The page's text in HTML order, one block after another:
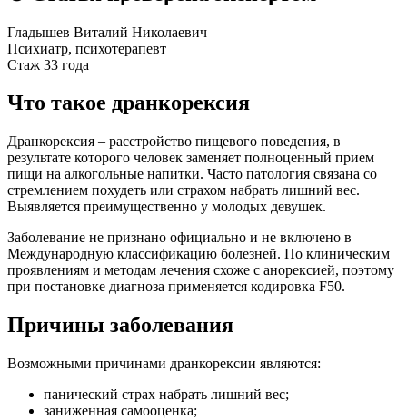
Гладышев Виталий Николаевич
Психиатр, психотерапевт
Стаж 33 года
Что такое дранкорексия
Дранкорексия – расстройство пищевого поведения, в
результате которого человек заменяет полноценный прием
пищи на алкогольные напитки. Часто патология связана со
стремлением похудеть или страхом набрать лишний вес.
Выявляется преимущественно у молодых девушек.
Заболевание не признано официально и не включено в
Международную классификацию болезней. По клиническим
проявлениям и методам лечения схоже с анорексией, поэтому
при постановке диагноза применяется кодировка F50.
Причины заболевания
Возможными причинами дранкорексии являются:
панический страх набрать лишний вес;
заниженная самооценка;